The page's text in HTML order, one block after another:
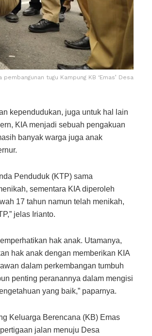
tugu Kampung KB ‘Emas’ Desa
kependudukan, juga untuk hal lain
KIA menjadi sebuah pengakuan
banyak warga juga anak
Penduduk (KTP) sama
sementara KIA diperoleh
17 tahun namun telah menikah,
jelas Irianto.
hak anak. Utamanya,
hak anak dengan memberikan KIA
dalam perkembangan tumbuh
penting peranannya dalam mengisi
yang baik,” paparnya.
Keluarga Berencana (KB) Emas
jalan menuju Desa